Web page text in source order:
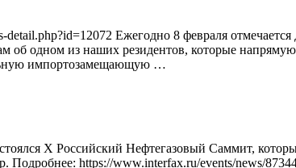
Ежегодно 8 февраля
об одном из наших резидентов, которые
импортозамещающую …
X Российский Нефтегазовый Саммит,
https://www.interfax.ru/events/news/